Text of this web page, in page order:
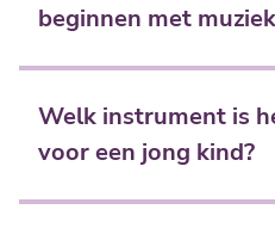
beginnen met
Dit verschilt per
je al vanaf 4-5 jaar
zoals saxofoon en
7-8 jaar vanwege de
Welk instrument is
voor een jong kind?
Instrumenten zoals de